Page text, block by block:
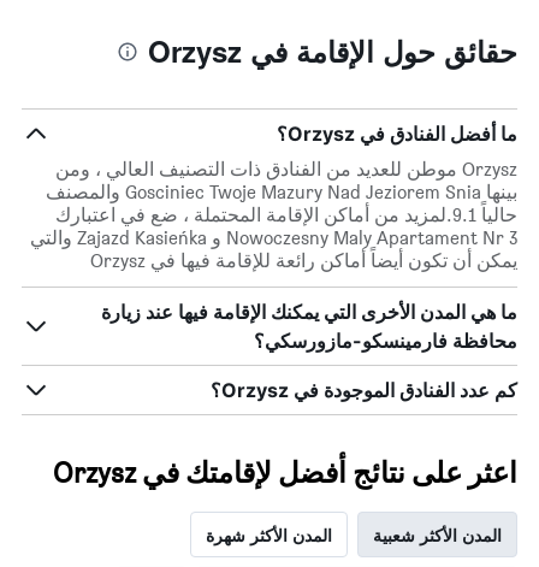
حقائق حول الإقامة في Orzysz
ما أفضل الفنادق في Orzysz؟
Orzysz موطن للعديد من الفنادق ذات التصنيف العالي ، ومن
بينها Gosciniec Twoje Mazury Nad Jeziorem Snia والمصنف
حالياً 9.1.لمزيد من أماكن الإقامة المحتملة ، ضع في اعتبارك
Nowoczesny Maly Apartament Nr 3 و Zajazd Kasieńka والتي
يمكن أن تكون أيضاً أماكن رائعة للإقامة فيها في Orzysz
ما هي المدن الأخرى التي يمكنك الإقامة فيها عند زيارة
محافظة فارمينسكو-مازورسكي؟
كم عدد الفنادق الموجودة في Orzysz؟
اعثر على نتائج أفضل لإقامتك في Orzysz
المدن الأكثر شعبية المدن الأكثر شهرة